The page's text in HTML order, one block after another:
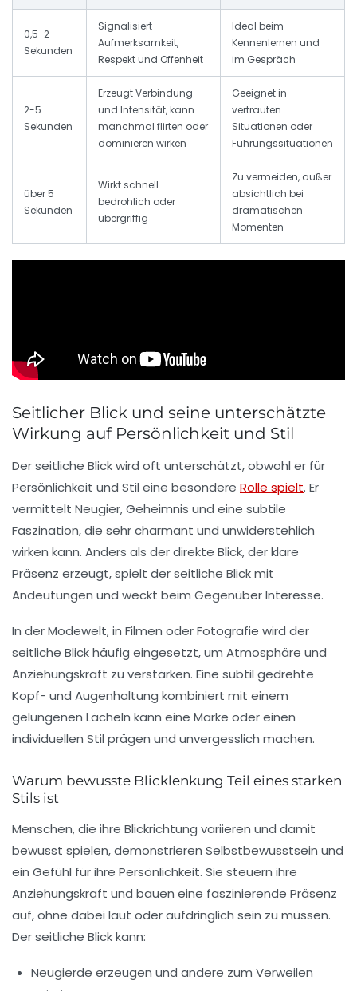
0,5-2
Sekunden
Signalisiert
Aufmerksamkeit,
Respekt und Offenheit
Ideal beim
Kennenlernen und
im Gespräch
2-5
Sekunden
Erzeugt Verbindung
und Intensität, kann
manchmal flirten oder
dominieren wirken
Geeignet in
vertrauten
Situationen oder
Führungssituationen
über 5
Sekunden
Wirkt schnell
bedrohlich oder
übergriffig
Zu vermeiden, außer
absichtlich bei
dramatischen
Momenten
Seitlicher Blick und seine unterschätzte
Wirkung auf Persönlichkeit und Stil
Der seitliche Blick wird oft unterschätzt, obwohl er für
Persönlichkeit und Stil eine besondere Rolle spielt. Er
vermittelt Neugier, Geheimnis und eine subtile
Faszination, die sehr charmant und unwiderstehlich
wirken kann. Anders als der direkte Blick, der klare
Präsenz erzeugt, spielt der seitliche Blick mit
Andeutungen und weckt beim Gegenüber Interesse.
In der Modewelt, in Filmen oder Fotografie wird der
seitliche Blick häufig eingesetzt, um Atmosphäre und
Anziehungskraft zu verstärken. Eine subtil gedrehte
Kopf- und Augenhaltung kombiniert mit einem
gelungenen Lächeln kann eine Marke oder einen
individuellen Stil prägen und unvergesslich machen.
Warum bewusste Blicklenkung Teil eines starken
Stils ist
Menschen, die ihre Blickrichtung variieren und damit
bewusst spielen, demonstrieren Selbstbewusstsein und
ein Gefühl für ihre Persönlichkeit. Sie steuern ihre
Anziehungskraft und bauen eine faszinierende Präsenz
auf, ohne dabei laut oder aufdringlich sein zu müssen.
Der seitliche Blick kann:
Neugierde erzeugen und andere zum Verweilen